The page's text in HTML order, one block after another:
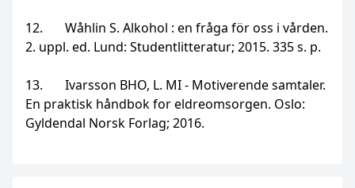
12. Wåhlin S. Alkohol : en fråga för oss i vården.
2. uppl. ed. Lund: Studentlitteratur; 2015. 335 s. p.
13. Ivarsson BHO, L. MI - Motiverende samtaler.
En praktisk håndbok for eldreomsorgen. Oslo:
Gyldendal Norsk Forlag; 2016.